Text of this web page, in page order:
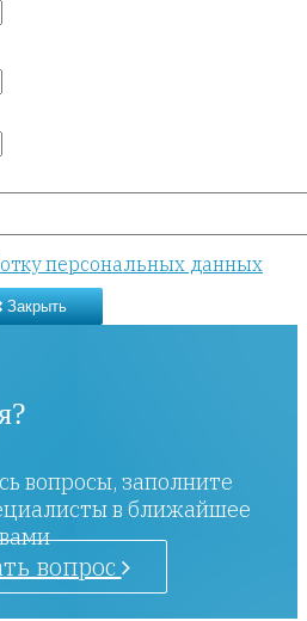
персональных данных
Закрыть
вопросы, заполните
в ближайшее
вопрос